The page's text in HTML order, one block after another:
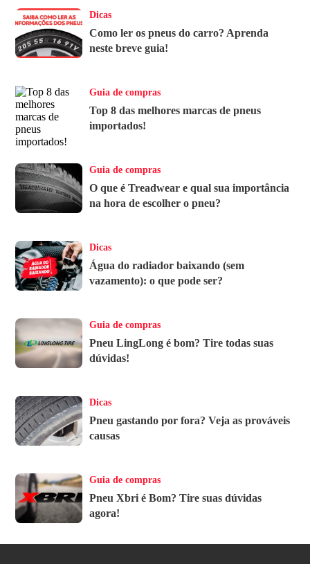
Dicas
Como ler os pneus do carro? Aprenda
neste breve guia!
Guia de compras
Top 8 das melhores marcas de pneus
importados!
Guia de compras
O que é Treadwear e qual sua importância
na hora de escolher o pneu?
Dicas
Água do radiador baixando (sem
vazamento): o que pode ser?
Guia de compras
Pneu LingLong é bom? Tire todas suas
dúvidas!
Dicas
Pneu gastando por fora? Veja as prováveis
causas
Guia de compras
Pneu Xbri é Bom? Tire suas dúvidas
agora!